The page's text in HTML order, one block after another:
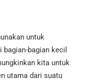
untuk
bagian kecil
kita untuk
utama dari suatu